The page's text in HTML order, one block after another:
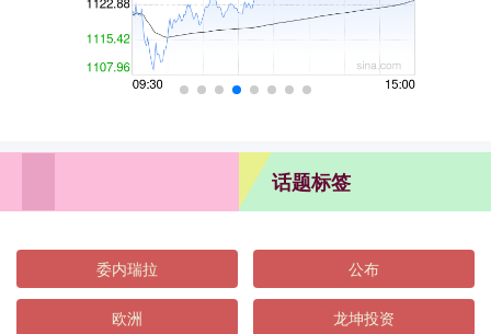
话题标签
委内瑞拉 公布
欧洲 龙坤投资